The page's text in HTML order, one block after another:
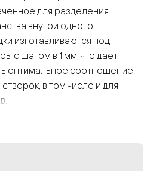
для разделения
внутри одного
изготавливаются под
с шагом в 1 мм, что даёт
оптимальное соотношение
в том числе и для
из стекла с различными